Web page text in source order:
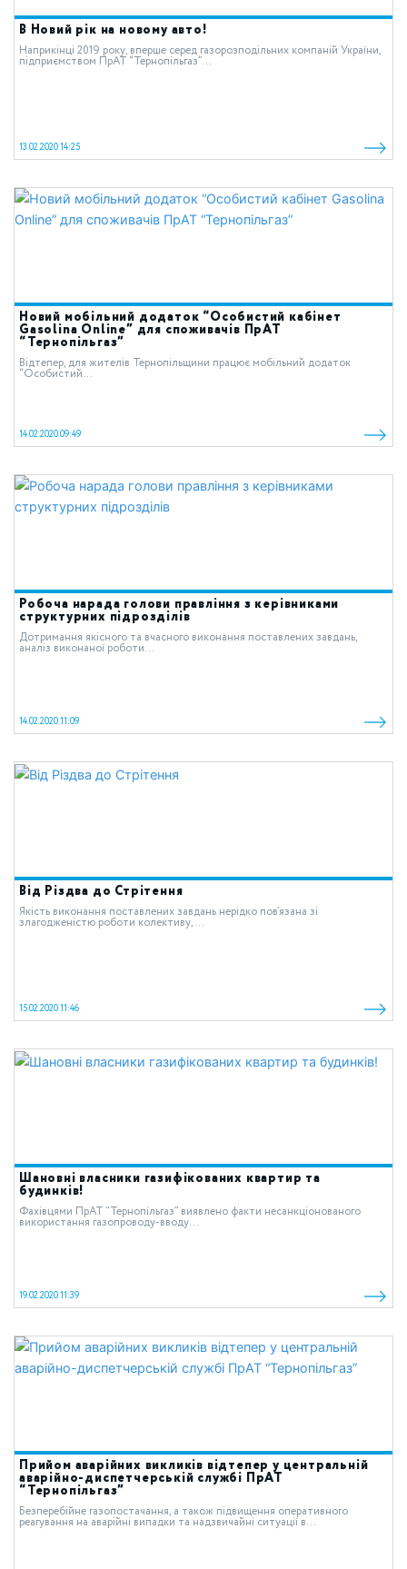
В Новий рік на новому авто!
Наприкінці 2019 року, вперше серед газорозподільних компаній України,
підприємством ПрАТ “Тернопільгаз”...
13.02.2020 14:25
Новий мобільний додаток “Особистий кабінет
Gasolina Online” для споживачів ПрАТ
“Тернопільгаз”
Відтепер, для жителів Тернопільщини працює мобільний додаток
“Особистий...
14.02.2020 09:49
Робоча нарада голови правління з керівниками
структурних підрозділів
Дотримання якісного та вчасного виконання поставлених завдань,
аналіз виконаної роботи...
14.02.2020 11:09
Від Різдва до Стрітення
Якість виконання поставлених завдань нерідко пов’язана зі
злагодженістю роботи колективу,...
15.02.2020 11:46
Шановні власники газифікованих квартир та
будинків!
Фахівцями ПрАТ “Тернопільгаз” виявлено факти несанкціонованого
використання газопроводу-вводу...
19.02.2020 11:39
Прийом аварійних викликів відтепер у центральній
аварійно-диспетчерській службі ПрАТ
“Тернопільгаз”
Безперебійне газопостачання, а також підвищення оперативного
реагування на аварійні випадки та надзвичайні ситуації в...